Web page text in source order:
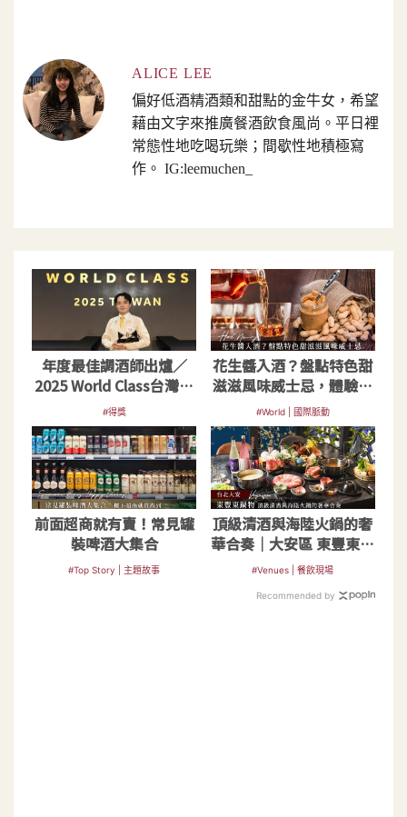
ALICE LEE
偏好低酒精酒類和甜點的金牛女，希望
藉由文字來推廣餐酒飲食風尚。平日裡
常態性地吃喝玩樂；間歇性地積極寫
作。 IG:leemuchen_
年度最佳調酒師出爐／
2025 World Class台灣冠
軍Testing Room By
Draftland
#得獎
花生醬入酒？盤點特色甜
滋滋風味威士忌，體驗意
想不到的味蕾碰撞
#World | 國際脈動
前面超商就有賣！常見罐
裝啤酒大集合
#Top Story | 主題故事
頂級清酒與海陸火鍋的奢
華合奏｜大安區 東豐東鍋
物
#Venues | 餐飲現場
Recommended by